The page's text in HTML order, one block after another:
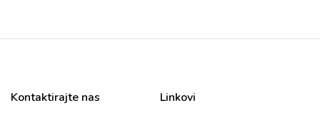
Kontaktirajte nas Linkovi